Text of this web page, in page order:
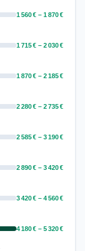
1 560 € – 1 870 €
1 715 € – 2 030 €
1 870 € – 2 185 €
2 280 € – 2 735 €
2 585 € – 3 190 €
2 890 € – 3 420 €
3 420 € – 4 560 €
4 180 € – 5 320 €